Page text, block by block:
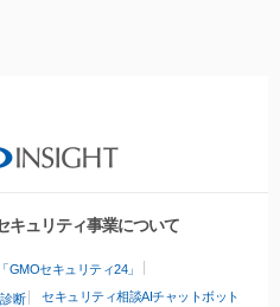
キュリティ事業について
セキュリティ24」
断 セキュリティ相談AIチャットボット